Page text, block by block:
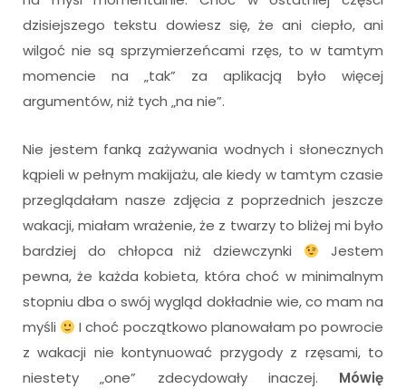
dzisiejszego tekstu dowiesz się, że ani ciepło, ani
wilgoć nie są sprzymierzeńcami rzęs, to w tamtym
momencie na „tak” za aplikacją było więcej
argumentów, niż tych „na nie”.
Nie jestem fanką zażywania wodnych i słonecznych
kąpieli w pełnym makijażu, ale kiedy w tamtym czasie
przeglądałam nasze zdjęcia z poprzednich jeszcze
wakacji, miałam wrażenie, że z twarzy to bliżej mi było
bardziej do chłopca niż dziewczynki
Jestem
pewna, że każda kobieta, która choć w minimalnym
stopniu dba o swój wygląd dokładnie wie, co mam na
myśli
I choć początkowo planowałam po powrocie
z wakacji nie kontynuować przygody z rzęsami, to
niestety „one” zdecydowały inaczej. Mówię